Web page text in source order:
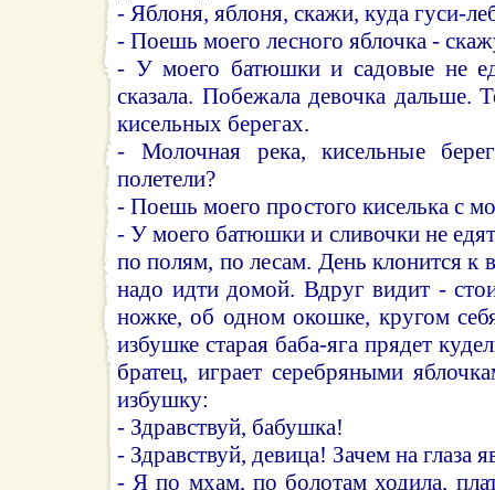
- Яблоня, яблоня, скажи, куда гуси-
- Поешь моего лесного яблочка -
- У моего батюшки и садовые не
сказала. Побежала девочка дальше.
кисельных берегах.
- Молочная река, кисельные
полетели?
- Поешь моего простого киселька с
- У моего батюшки и сливочки не
по полям, по лесам. День клонится к
надо идти домой. Вдруг видит -
ножке, об одном окошке, кругом
избушке старая баба-яга прядет
братец, играет серебряными
избушку:
- Здравствуй, бабушка!
- Здравствуй, девица! Зачем на глаза
- Я по мхам, по болотам ходила,